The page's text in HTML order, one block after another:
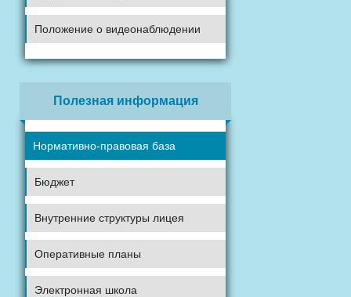
Положение о видеонаблюдении
Полезная информация
Нормативно-правовая база
Бюджет
Внутренние структуры лицея
Оперативные планы
Электронная школа